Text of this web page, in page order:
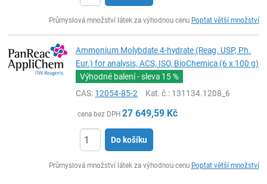
Průmyslová množství látek za výhodnou cenu Poptat větší množství
Ammonium Molybdate 4-hydrate (Reag. USP, Ph.
Eur.) for analysis, ACS, ISO, BioChemica (6 x 100 g)
Výhodné balení - sleva 15 %
CAS: 12054-85-2 Kat. č.: 131134.1208_6
cena bez DPH 27 649,59 Kč
Do košíku
Průmyslová množství látek za výhodnou cenu Poptat větší množství